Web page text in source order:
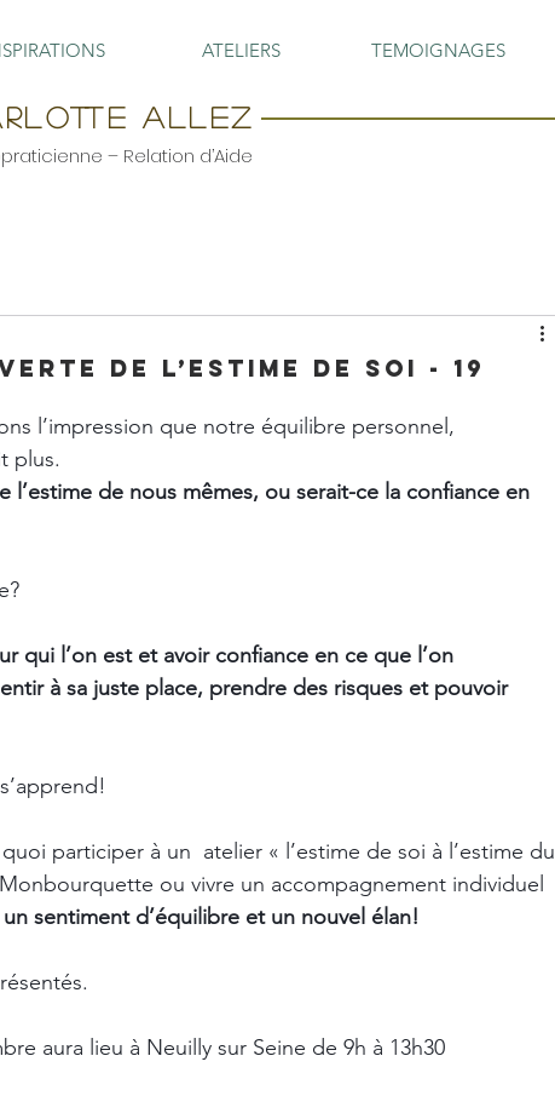
ATELIERS TEMOIGNAGES
ALLEZ
– Relation d’Aide
de l’estime de soi - 19
l’impression que notre équilibre personnel,
plus.
l’estime de nous mêmes, ou serait-ce la confiance en
qui l’on est et avoir confiance en ce que l’on
à sa juste place, prendre des risques et pouvoir
participer à un  atelier « l’estime de soi à l’estime du
ou vivre un accompagnement individuel
sentiment d’équilibre et un nouvel élan!
aura lieu à Neuilly sur Seine de 9h à 13h30